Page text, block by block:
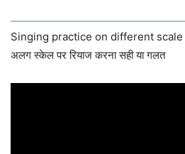
Singing practice on different
अलग स्केल पर रियाज करना सही या गलत